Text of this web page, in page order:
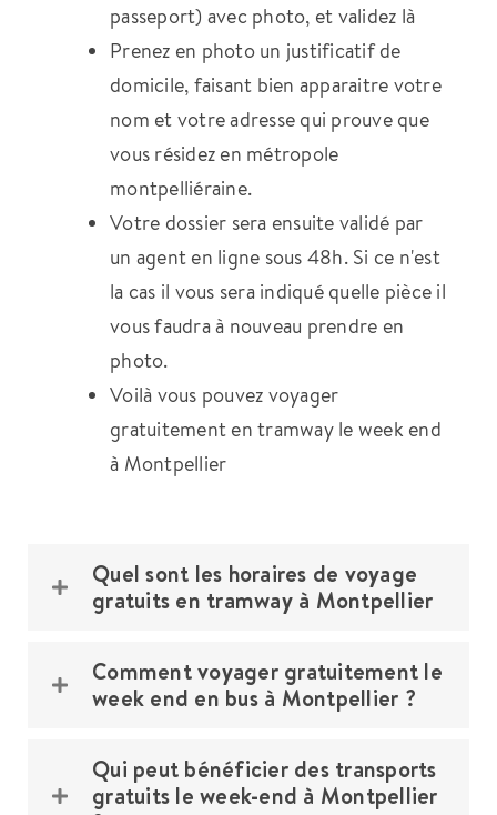
passeport) avec photo, et validez là
Prenez en photo un justificatif de
domicile, faisant bien apparaitre votre
nom et votre adresse qui prouve que
vous résidez en métropole
montpelliéraine.
Votre dossier sera ensuite validé par
un agent en ligne sous 48h. Si ce n'est
la cas il vous sera indiqué quelle pièce il
vous faudra à nouveau prendre en
photo.
Voilà vous pouvez voyager
gratuitement en tramway le week end
à Montpellier
Quel sont les horaires de voyage
gratuits en tramway à Montpellier
Comment voyager gratuitement le
week end en bus à Montpellier ?
Qui peut bénéficier des transports
gratuits le week-end à Montpellier